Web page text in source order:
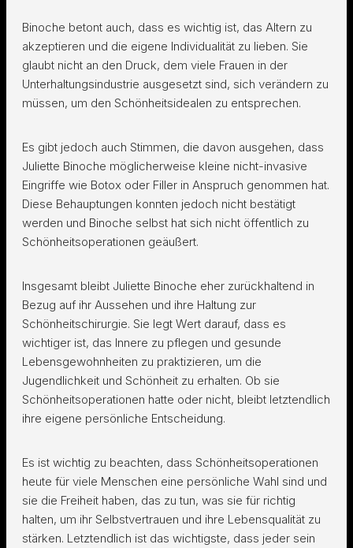
Binoche betont auch, dass es wichtig ist, das Altern zu
akzeptieren und die eigene Individualität zu lieben. Sie
glaubt nicht an den Druck, dem viele Frauen in der
Unterhaltungsindustrie ausgesetzt sind, sich verändern zu
müssen, um den Schönheitsidealen zu entsprechen.
Es gibt jedoch auch Stimmen, die davon ausgehen, dass
Juliette Binoche möglicherweise kleine nicht-invasive
Eingriffe wie Botox oder Filler in Anspruch genommen hat.
Diese Behauptungen konnten jedoch nicht bestätigt
werden und Binoche selbst hat sich nicht öffentlich zu
Schönheitsoperationen geäußert.
Insgesamt bleibt Juliette Binoche eher zurückhaltend in
Bezug auf ihr Aussehen und ihre Haltung zur
Schönheitschirurgie. Sie legt Wert darauf, dass es
wichtiger ist, das Innere zu pflegen und gesunde
Lebensgewohnheiten zu praktizieren, um die
Jugendlichkeit und Schönheit zu erhalten. Ob sie
Schönheitsoperationen hatte oder nicht, bleibt letztendlich
ihre eigene persönliche Entscheidung.
Es ist wichtig zu beachten, dass Schönheitsoperationen
heute für viele Menschen eine persönliche Wahl sind und
sie die Freiheit haben, das zu tun, was sie für richtig
halten, um ihr Selbstvertrauen und ihre Lebensqualität zu
stärken. Letztendlich ist das wichtigste, dass jeder sein